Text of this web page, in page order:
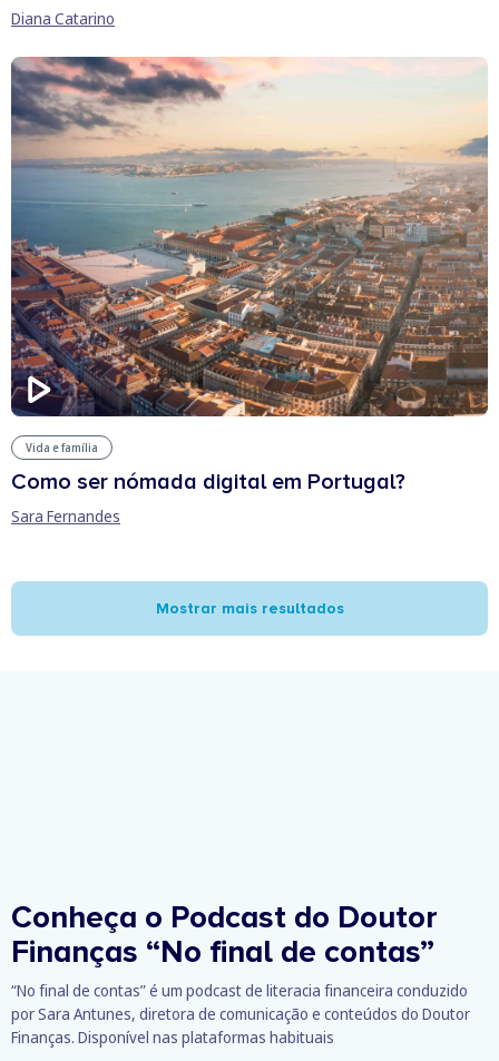
Diana Catarino
Vida e família
Como ser nómada digital em Portugal?
Sara Fernandes
Mostrar mais resultados
Conheça o Podcast do Doutor
Finanças “No final de contas”
“No final de contas” é um podcast de literacia financeira conduzido
por Sara Antunes, diretora de comunicação e conteúdos do Doutor
Finanças. Disponível nas plataformas habituais